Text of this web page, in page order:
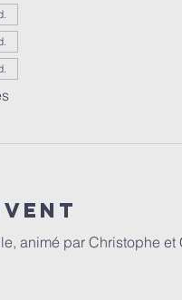
animé par Christophe et